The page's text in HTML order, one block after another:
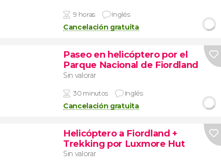
9 horas Inglés
Cancelación gratuita
Paseo en helicóptero por el
Parque Nacional de Fiordland
Sin valorar
30 minutos Inglés
Cancelación gratuita
Helicóptero a Fiordland +
Trekking por Luxmore Hut
Sin valorar